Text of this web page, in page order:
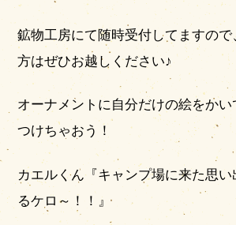
鉱物工房にて随時受付してますので
方はぜひお越しください♪
オーナメントに自分だけの絵をか
つけちゃおう！
カエルくん『キャンプ場に来た思
るケロ～！！』